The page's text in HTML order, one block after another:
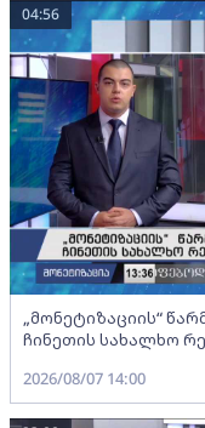
„მონეტიზაციის“
ჩინეთის სახალხო
04:56
2026/08/07 14:00